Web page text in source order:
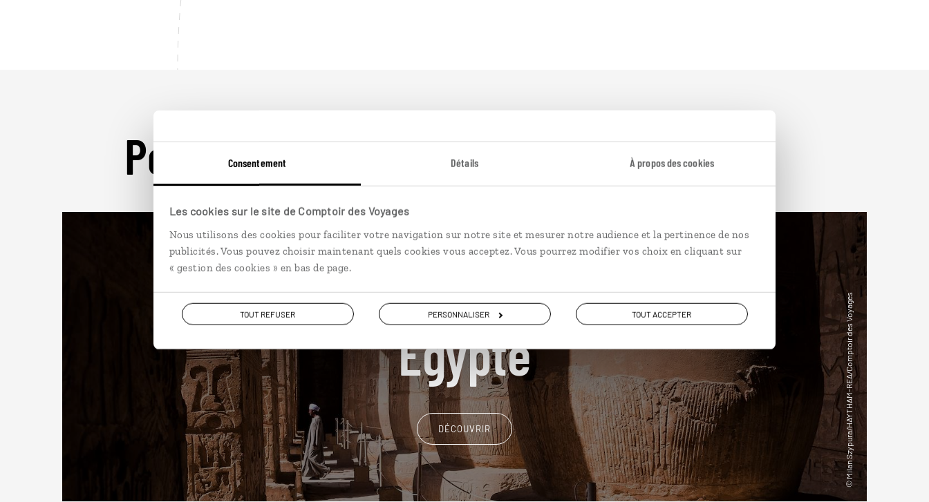
Consentement Détails À propos des cookies
Les cookies sur le site de Comptoir des Voyages
Nous utilisons des cookies pour faciliter votre navigation sur notre site et mesurer notre audience et la pertinence de nos
publicités. Vous pouvez choisir maintenant quels cookies vous acceptez. Vous pourrez modifier vos choix en cliquant sur
« gestion des cookies » en bas de page.
TOUT REFUSER PERSONNALISER TOUT ACCEPTER
Pour aller plus loin
Nos 12 idées de voyage
Egypte
DÉCOUVRIR